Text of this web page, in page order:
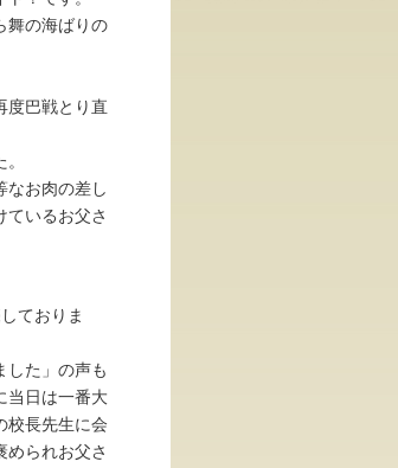
舞の海ばりの
度巴戦とり直
。
なお肉の差し
ているお父さ
ておりま
した」の声も
当日は一番大
校長先生に会
められお父さ